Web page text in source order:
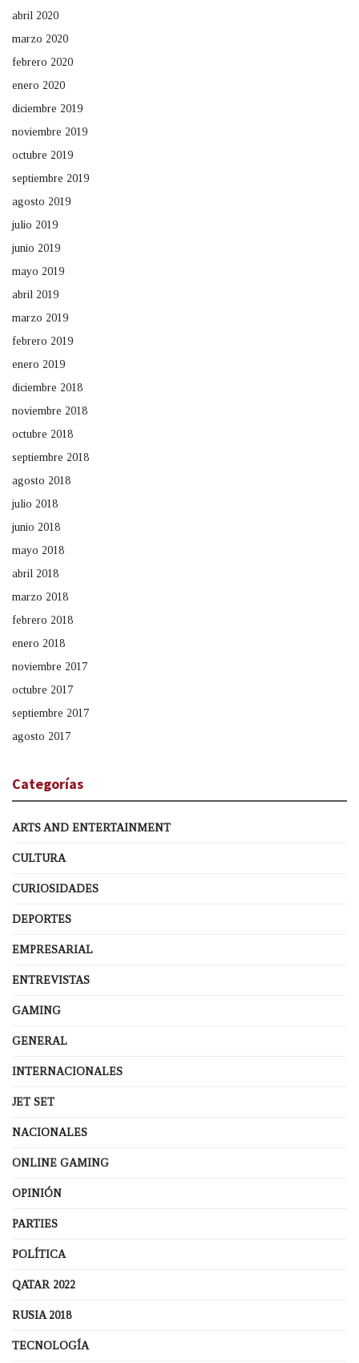
abril 2020
marzo 2020
febrero 2020
enero 2020
diciembre 2019
noviembre 2019
octubre 2019
septiembre 2019
agosto 2019
julio 2019
junio 2019
mayo 2019
abril 2019
marzo 2019
febrero 2019
enero 2019
diciembre 2018
noviembre 2018
octubre 2018
septiembre 2018
agosto 2018
julio 2018
junio 2018
mayo 2018
abril 2018
marzo 2018
febrero 2018
enero 2018
noviembre 2017
octubre 2017
septiembre 2017
agosto 2017
Categorías
ARTS AND ENTERTAINMENT
CULTURA
CURIOSIDADES
DEPORTES
EMPRESARIAL
ENTREVISTAS
GAMING
GENERAL
INTERNACIONALES
JET SET
NACIONALES
ONLINE GAMING
OPINIÓN
PARTIES
POLÍTICA
QATAR 2022
RUSIA 2018
TECNOLOGÍA